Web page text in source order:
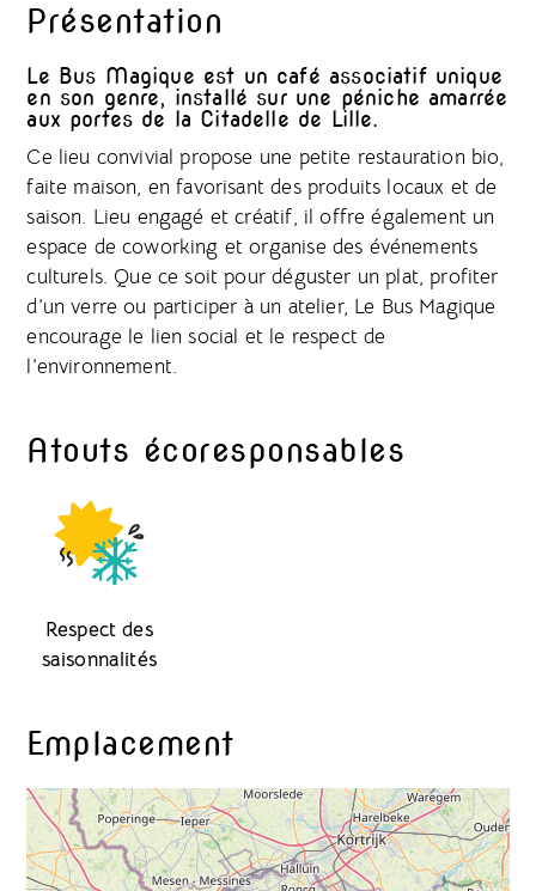
Présentation
Le Bus Magique est un café associatif unique
en son genre, installé sur une péniche amarrée
aux portes de la Citadelle de Lille.
Ce lieu convivial propose une petite restauration bio,
faite maison, en favorisant des produits locaux et de
saison. Lieu engagé et créatif, il offre également un
espace de coworking et organise des événements
culturels. Que ce soit pour déguster un plat, profiter
d’un verre ou participer à un atelier, Le Bus Magique
encourage le lien social et le respect de
l’environnement​.
Atouts écoresponsables
Respect des
saisonnalités
Emplacement